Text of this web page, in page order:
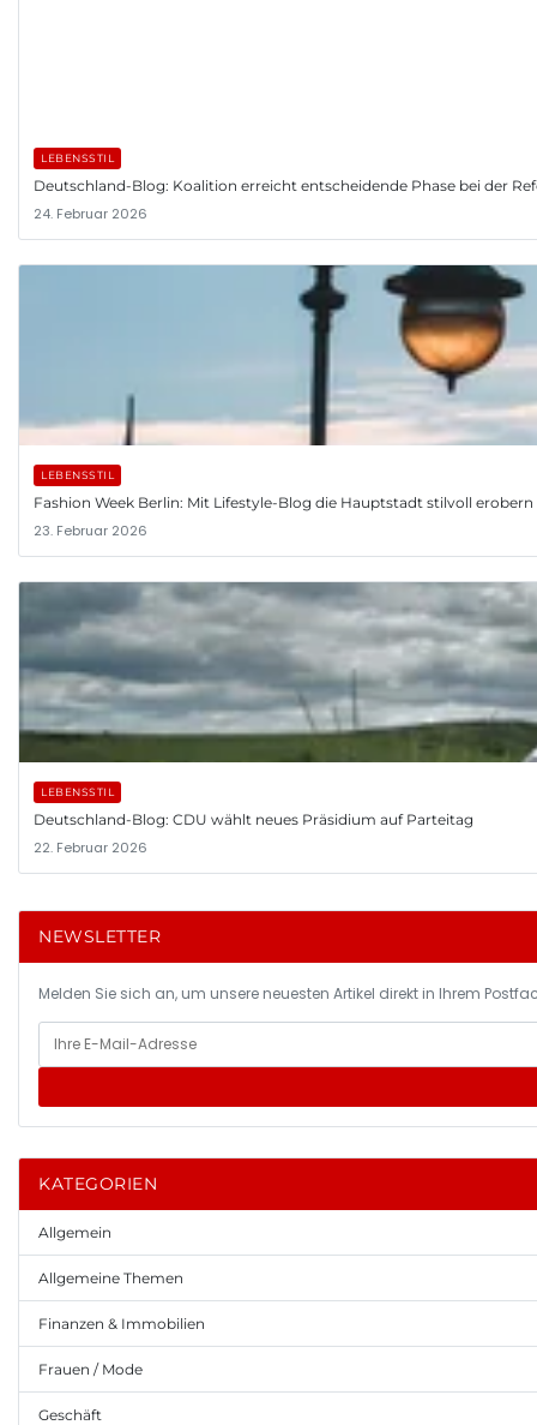
LEBENSSTIL
Deutschland-Blog: Koalition erreicht entscheidende Phase bei der
24. Februar 2026
LEBENSSTIL
Fashion Week Berlin: Mit Lifestyle-Blog die Hauptstadt stilvoll erobern
23. Februar 2026
LEBENSSTIL
Deutschland-Blog: CDU wählt neues Präsidium auf Parteitag
22. Februar 2026
NEWSLETTER
Melden Sie sich an, um unsere neuesten Artikel direkt in Ihrem
KATEGORIEN
Allgemein
Allgemeine Themen
Finanzen & Immobilien
Frauen / Mode
Geschäft